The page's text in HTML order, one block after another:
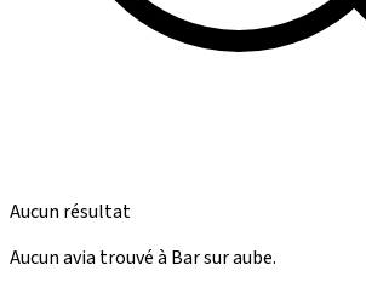
Aucun résultat
Aucun avia trouvé à Bar sur aube.